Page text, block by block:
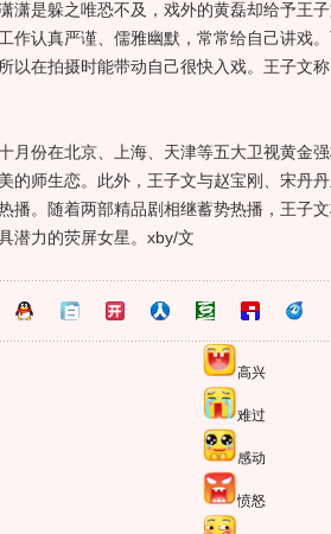
是躲之唯恐不及，戏外的黄磊却给予王子
作认真严谨、儒雅幽默，常常给自己讲戏
以在拍摄时能带动自己很快入戏。王子文
份在北京、上海、天津等五大卫视黄金强
的师生恋。此外，王子文与赵宝刚、宋丹
播。随着两部精品剧相继蓄势热播，王子
潜力的荧屏女星。xby/文
高兴
难过
感动
愤怒